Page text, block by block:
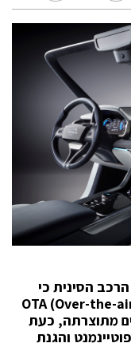
הסינית כי
OTA(Over-the-
מתוצרתה, כעת
והגנת